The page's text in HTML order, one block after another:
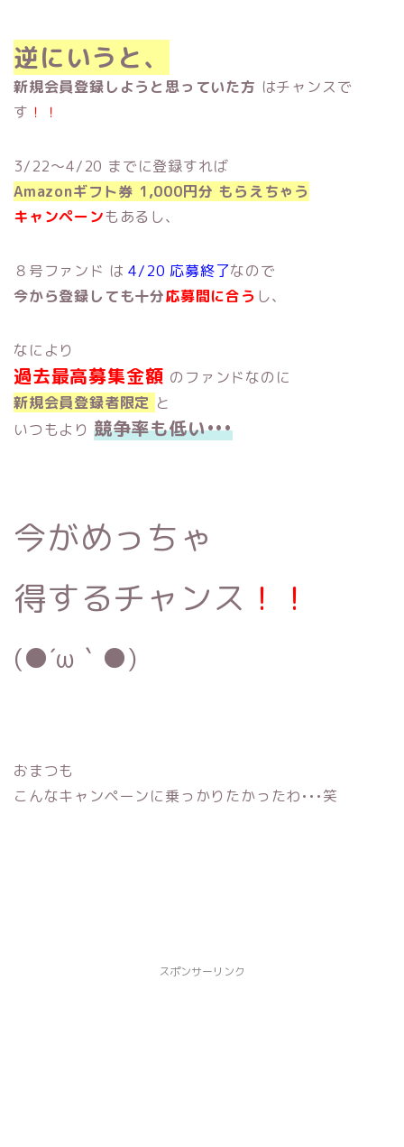
逆にいうと、
新規会員登録しようと思っていた方 はチャンスで
す ！！
3/22〜4/20 までに登録すれば
Amazonギフト券 1,000円分 もらえちゃう
キャンペーンもあるし、
８号ファンド は4/20 応募終了なので
今から登録しても十分応募間に合う し、
なにより
過去最高募集金額 のファンドなのに
新規会員登録者限定 と
いつもより 競争率も低い•••
今がめっちゃ
得するチャンス ！！
(●´ω｀●)
おまつも
こんなキャンペーンに乗っかりたかったわ•••笑
スポンサーリンク